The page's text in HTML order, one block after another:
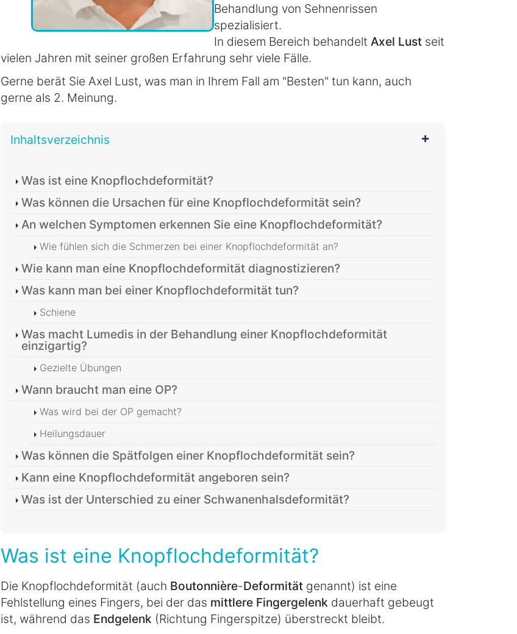
Behandlung von Sehnenrissen
spezialisiert.
In diesem Bereich behandelt Axel Lust seit
vielen Jahren mit seiner großen Erfahrung sehr viele Fälle.
Gerne berät Sie Axel Lust, was man in Ihrem Fall am "Besten" tun kann, auch
gerne als 2. Meinung.
Inhaltsverzeichnis
Was ist eine Knopflochdeformität?
Was können die Ursachen für eine Knopflochdeformität sein?
An welchen Symptomen erkennen Sie eine Knopflochdeformität?
Wie fühlen sich die Schmerzen bei einer Knopflochdeformität an?
Wie kann man eine Knopflochdeformität diagnostizieren?
Was kann man bei einer Knopflochdeformität tun?
Schiene
Was macht Lumedis in der Behandlung einer Knopflochdeformität
einzigartig?
Gezielte Übungen
Wann braucht man eine OP?
Was wird bei der OP gemacht?
Heilungsdauer
Was können die Spätfolgen einer Knopflochdeformität sein?
Kann eine Knopflochdeformität angeboren sein?
Was ist der Unterschied zu einer Schwanenhalsdeformität?
Was ist eine Knopflochdeformität?
Die Knopflochdeformität (auch Boutonnière-Deformität genannt) ist eine
Fehlstellung eines Fingers, bei der das mittlere Fingergelenk dauerhaft gebeugt
ist, während das Endgelenk (Richtung Fingerspitze) überstreckt bleibt.